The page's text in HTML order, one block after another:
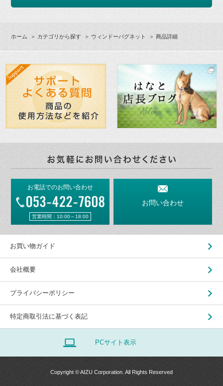
ホーム ＞ カテゴリから探す ＞ ウィンドーバグネット ＞ 商品詳細
お電話でのお問い合わせ
営業時間：10:00～18:00
お問い合わせ
お買い物ガイド
会社概要
プライバシーポリシー
特定商取引法に基づく表記
PCサイト表示
Copyright © AIZU Corporation. All Rights Reserved